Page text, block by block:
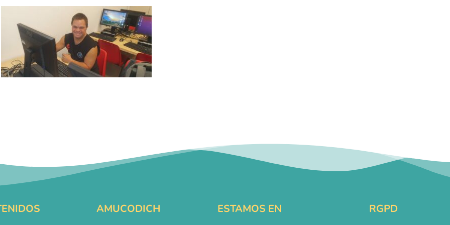
AMUCODICH ESTAMOS EN RGPD